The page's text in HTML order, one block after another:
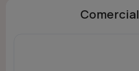
Comercial